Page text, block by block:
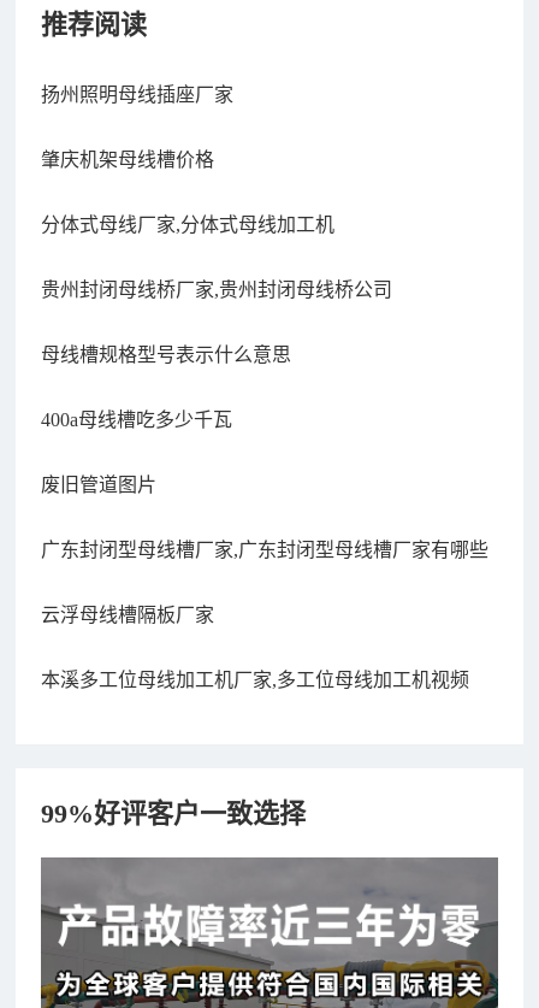
推荐阅读
扬州照明母线插座厂家
肇庆机架母线槽价格
分体式母线厂家,分体式母线加工机
贵州封闭母线桥厂家,贵州封闭母线桥公司
母线槽规格型号表示什么意思
400a母线槽吃多少千瓦
废旧管道图片
广东封闭型母线槽厂家,广东封闭型母线槽厂家有哪些
云浮母线槽隔板厂家
本溪多工位母线加工机厂家,多工位母线加工机视频
99%好评客户一致选择
182xxxx4350 秦女士 咨询了报价 7分钟前
156xxxx3534 郭先生 咨询了报价 7分钟前
192xxxx2920 周先生 咨询了报价10分钟前